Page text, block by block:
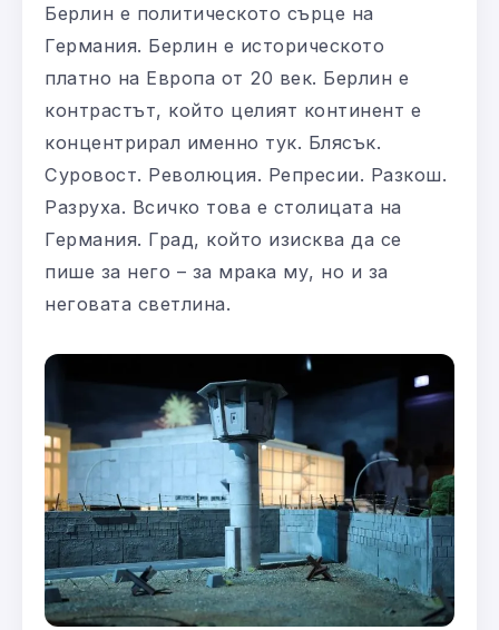
Берлин е политическото сърце на
Германия. Берлин е историческото
платно на Европа от 20 век. Берлин е
контрастът, който целият континент е
концентрирал именно тук. Блясък.
Суровост. Революция. Репресии. Разкош.
Разруха. Всичко това е столицата на
Германия. Град, който изисква да се
пише за него – за мрака му, но и за
неговата светлина.